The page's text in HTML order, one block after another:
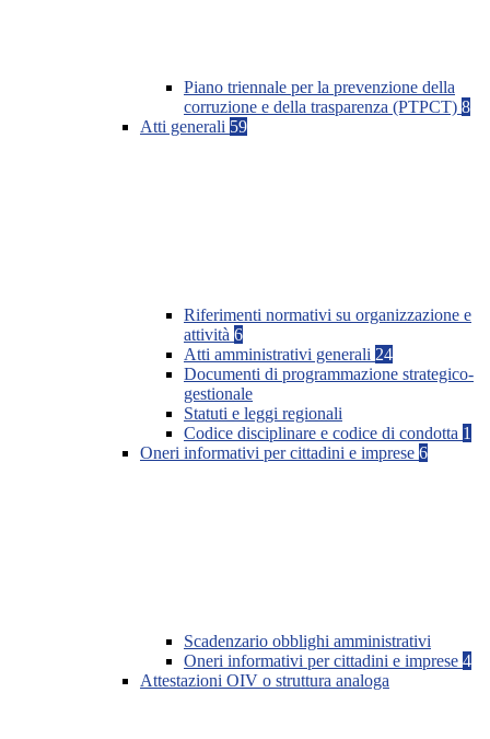
Piano triennale per la prevenzione della
corruzione e della trasparenza (PTPCT) 8
Atti generali 59
Riferimenti normativi su organizzazione e
attività 6
Atti amministrativi generali 24
Documenti di programmazione strategico-
gestionale
Statuti e leggi regionali
Codice disciplinare e codice di condotta 1
Oneri informativi per cittadini e imprese 6
Scadenzario obblighi amministrativi
Oneri informativi per cittadini e imprese 4
Attestazioni OIV o struttura analoga